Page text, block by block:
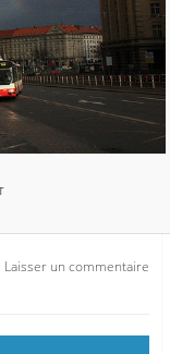
Laisser un commentaire